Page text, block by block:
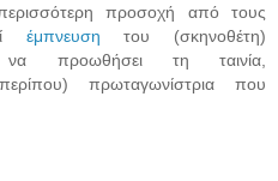
προσοχή από τους
έμπνευση του (σκηνοθέτη)
προωθήσει τη ταινία,
πρωταγωνίστρια που